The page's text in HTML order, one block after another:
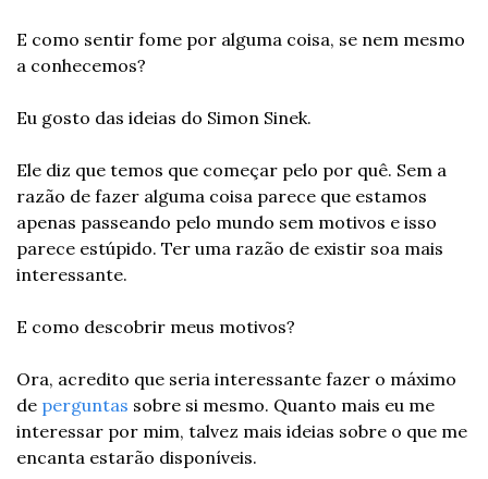
E como sentir fome por alguma coisa, se nem mesmo
a conhecemos?
Eu gosto das ideias do Simon Sinek.
Ele diz que temos que começar pelo por quê. Sem a
razão de fazer alguma coisa parece que estamos
apenas passeando pelo mundo sem motivos e isso
parece estúpido. Ter uma razão de existir soa mais
interessante.
E como descobrir meus motivos?
Ora, acredito que seria interessante fazer o máximo
de perguntas sobre si mesmo. Quanto mais eu me
interessar por mim, talvez mais ideias sobre o que me
encanta estarão disponíveis.